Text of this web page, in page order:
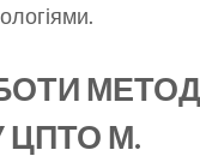
ЦПТО М.